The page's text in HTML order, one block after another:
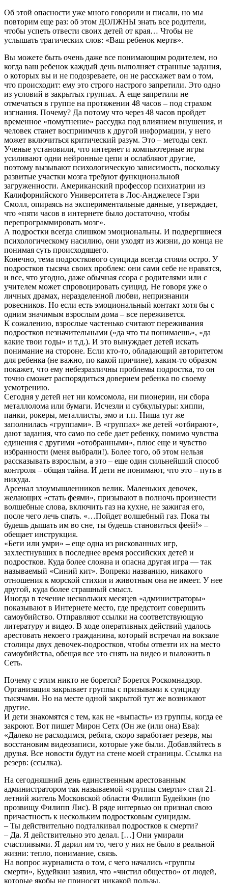
Об этой опасности уже много говорили и писали, но мы
повторим еще раз: об этом ДОЛЖНЫ знать все родители,
чтобы успеть отвести своих детей от края… Чтобы не
услышать трагических слов: «Ваш ребенок мертв».
Вы можете быть очень даже все понимающим родителем, но
когда ваш ребенок каждый день выполняет странные задания,
о которых вы и не подозреваете, он не расскажет вам о том,
что происходит: ему это строго настрого запретили. Это одно
из условий в закрытых группах. А еще запретили не
отмечаться в группе на протяжении 48 часов – под страхом
изгнания. Почему? Да потому что через 48 часов пройдет
временное «помутнение» рассудка под влиянием внушения, и
человек станет восприимчив к другой информации, у него
может включиться критический разум. Это – методы сект.
Ученые установили, что интернет и компьютерные игры
усиливают одни нейронные цепи и ослабляют другие,
поэтому вызывают психологическую зависимость, поскольку
развитые участки мозга требуют функциональной
загруженности. Американский профессор психиатрии из
Калифорнийского Университета в Лос-Анджелесе Гэри
Смолл, опираясь на экспериментальные данные, утверждает,
что «пяти часов в интернете было достаточно, чтобы
перепрограммировать мозг».
А подростки всегда слишком эмоциональны. И подвергшиеся
психологическому насилию, они уходят из жизни, до конца не
понимая суть происходящего.
Конечно, тема подросткового суицида всегда стояла остро. У
подростков тысяча своих проблем: они сами себе не нравятся,
и все, что угодно, даже обычная ссора с родителями или с
учителем может спровоцировать суицид. Не говоря уже о
личных драмах, неразделенной любви, непризнании
ровесников. Но если есть эмоциональный контакт хотя бы с
одним значимым взрослым дома – все переживется.
К сожалению, взрослые частенько считают переживания
подростков незначительными («да что ты понимаешь», «да
какие твои годы» и т.д.). И это вынуждает детей искать
понимание на стороне. Если кто-то, обладающий авторитетом
для ребенка (не важно, по какой причине), каким-то образом
покажет, что ему небезразличны проблемы подростка, то он
точно сможет распорядиться доверием ребенка по своему
усмотрению.
Сегодня у детей нет ни комсомола, ни пионерии, ни сбора
металлолома или бумаги. Исчезли и субкультуры: хиппи,
панки, рокеры, металлисты, эмо и т.п. Ниша тут же
заполнилась «группами». В «группах» же детей «отбирают»,
дают задания, что само по себе дает ребенку, помимо чувства
единения с другими «отобранными», плюс еще и чувство
избранности (меня выбрали!). Более того, об этом нельзя
рассказывать взрослым, а это – еще один сильнейший способ
контроля – общая тайна. И дети не понимают, что это – путь в
никуда.
Арсенал злоумышленников велик. Маленьких девочек,
желающих «стать феями», призывают в полночь произнести
волшебные слова, включить газ на кухне, не зажигая его,
после чего лечь спать. «…Пойдет волшебный газ. Пока ты
будешь дышать им во сне, ты будешь становиться феей!» –
обещает инструкция.
«Беги или умри» – еще одна из рискованных игр,
захлестнувших в последнее время российских детей и
подростков. Куда более сложна и опасна другая игра — так
называемый «Синий кит». Вопреки названию, никакого
отношения к морской стихии и животным она не имеет. У нее
другой, куда более страшный смысл.
Иногда в течение нескольких месяцев «администраторы»
показывают в Интернете место, где предстоит совершить
самоубийство. Отправляют ссылки на соответствующую
литературу и видео. В ходе оперативных действий удалось
арестовать некоего гражданина, который встречал на вокзале
столицы двух девочек-подростков, чтобы отвезти их на место
самоубийства, обещая все это снять на видео и выложить в
Сеть.
Почему с этим никто не борется? Борется Роскомнадзор.
Организация закрывает группы с призывами к суициду
тысячами. Но на месте одной закрытой тут же возникают
другие.
И дети знакомятся с тем, как не «выпасть» из группы, когда ее
закроют. Вот пишет Мирон Сетх (Он же (или она) Ева):
«Далеко не расходимся, ребята, скоро заработает резерв, мы
восстановим видеозаписи, которые уже были. Добавляйтесь в
друзья. Все новости будут на стене моей страницы. Ссылка на
резерв: (ссылка).
На сегодняшний день единственным арестованным
администратором так называемой «группы смерти» стал 21-
летний житель Московской области Филипп Будейкин (по
прозвищу Филипп Лис). В ряде интервью он признал свою
причастность к нескольким подростковым суицидам.
– Ты действительно подталкивал подростков к смерти?
– Да. Я действительно это делал. […] Они умирали
счастливыми. Я дарил им то, чего у них не было в реальной
жизни: тепло, понимание, связь.
На вопрос журналиста о том, с чего начались «группы
смерти», Будейкин заявил, что «чистил общество» от людей,
которые якобы не приносят никакой пользы.